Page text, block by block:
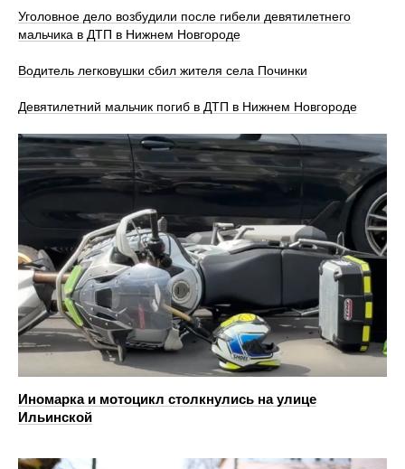
Уголовное дело возбудили после гибели девятилетнего
мальчика в ДТП в Нижнем Новгороде
Водитель легковушки сбил жителя села Починки
Девятилетний мальчик погиб в ДТП в Нижнем Новгороде
Иномарка и мотоцикл столкнулись на улице
Ильинской